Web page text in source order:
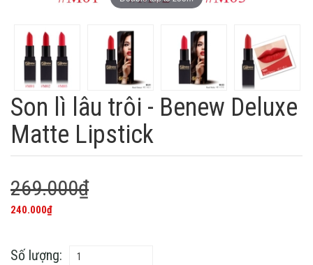
Son lì lâu trôi - Benew Deluxe
Matte Lipstick
269.000₫
240.000₫
Số lượng: